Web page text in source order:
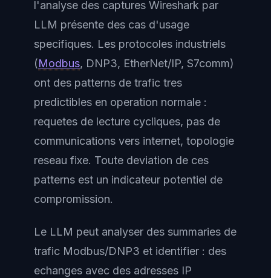
l'analyse des captures Wireshark par
LLM présente des cas d'usage
specifiques. Les protocoles industriels
(Modbus, DNP3, EtherNet/IP, S7comm)
ont des patterns de trafic tres
predictibles en operation normale :
requetes de lecture cycliques, pas de
communications vers internet, topologie
reseau fixe. Toute deviation de ces
patterns est un indicateur potentiel de
compromission.
Le LLM peut analyser des summaries de
trafic Modbus/DNP3 et identifier : des
echanges avec des adresses IP